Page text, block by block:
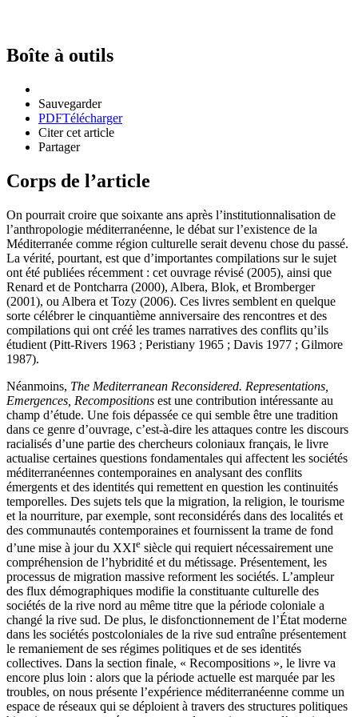
Boîte à outils
Sauvegarder
PDFTélécharger
Citer cet article
Partager
Corps de l’article
On pourrait croire que soixante ans après l’institutionnalisation de
l’anthropologie méditerranéenne, le débat sur l’existence de la
Méditerranée comme région culturelle serait devenu chose du passé.
La vérité, pourtant, est que d’importantes compilations sur le sujet
ont été publiées récemment : cet ouvrage révisé (2005), ainsi que
Renard et de Pontcharra (2000), Albera, Blok, et Bromberger
(2001), ou Albera et Tozy (2006). Ces livres semblent en quelque
sorte célébrer le cinquantième anniversaire des rencontres et des
compilations qui ont créé les trames narratives des conflits qu’ils
étudient (Pitt-Rivers 1963 ; Peristiany 1965 ; Davis 1977 ; Gilmore
1987).
Néanmoins, The Mediterranean Reconsidered. Representations,
Emergences, Recompositions est une contribution intéressante au
champ d’étude. Une fois dépassée ce qui semble être une tradition
dans ce genre d’ouvrage, c’est-à-dire les attaques contre les discours
racialisés d’une partie des chercheurs coloniaux français, le livre
actualise certaines questions fondamentales qui affectent les sociétés
méditerranéennes contemporaines en analysant des conflits
émergents et des identités qui remettent en question les continuités
temporelles. Des sujets tels que la migration, la religion, le tourisme
et la nourriture, par exemple, sont reconsidérés dans des localités et
des communautés contemporaines et fournissent la trame de fond
d’une mise à jour du XXIe siècle qui requiert nécessairement une
compréhension de l’hybridité et du métissage. Présentement, les
processus de migration massive reforment les sociétés. L’ampleur
des flux démographiques modifie la constituante culturelle des
sociétés de la rive nord au même titre que la période coloniale a
changé la rive sud. De plus, le disfonctionnement de l’État moderne
dans les sociétés postcoloniales de la rive sud entraîne présentement
le remaniement de ses régimes politiques et de ses identités
collectives. Dans la section finale, « Recompositions », le livre va
encore plus loin : alors que la période actuelle est marquée par les
troubles, on nous présente l’expérience méditerranéenne comme un
espace de réseaux qui se déploient à travers des structures politiques